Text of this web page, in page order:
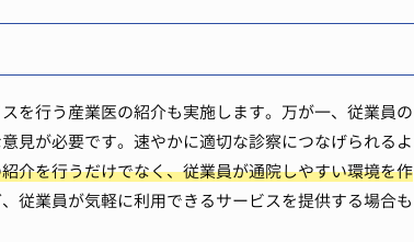
を行う産業医の紹介も実施します。万が一、従業員の
見が必要です。速やかに適切な診察につなげられるよ
介を行うだけでなく、従業員が通院しやすい環境を作
従業員が気軽に利用できるサービスを提供する場合も